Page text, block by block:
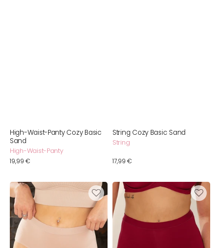
High-Waist-Panty Cozy Basic
Sand
High-Waist-Panty
Normaler
19,99 €
String Cozy Basic Sand
String
Normaler
17,99 €
High-
Panty
Cozy
Basic
Sand
High-
Waist-
Panty
Cozy
Basic
Bordeaux